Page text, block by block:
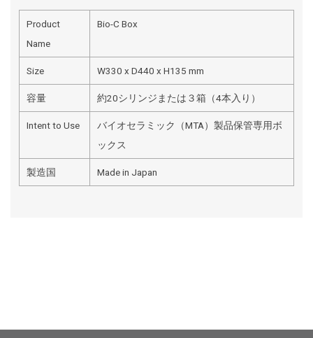
Product
Name
Bio-C Box
Size W330 x D440 x H135 mm
容量 約20シリンジまたは３箱（4本入り）
Intent to Use
バイオセラミック（MTA）製品保管専用ボ
ックス
製造国 Made in Japan